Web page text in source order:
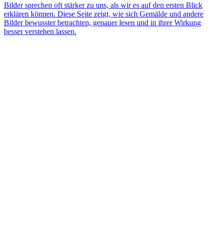
Bilder sprechen oft stärker zu uns, als wir es auf den ersten Blick
erklären können. Diese Seite zeigt, wie sich Gemälde und andere
Bilder bewusster betrachten, genauer lesen und in ihrer Wirkung
besser verstehen lassen.